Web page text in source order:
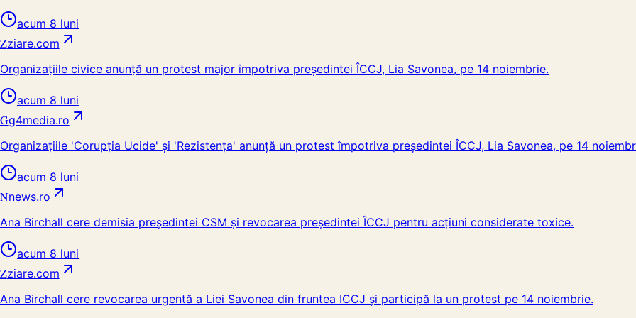
acum 8 luni
Zziare.com
Organizațiile civice anunță un protest major împotriva președintei ÎCCJ, Lia Savonea, pe 14 noiembrie.
acum 8 luni
Gg4media.ro
Organizațiile 'Corupția Ucide' și 'Rezistența' anunță un protest împotriva președintei ÎCCJ, Lia Savonea, pe 14
acum 8 luni
Nnews.ro
Ana Birchall cere demisia preşedintei CSM şi revocarea preşedintei ÎCCJ pentru acţiuni considerate toxice.
acum 8 luni
Zziare.com
Ana Birchall cere revocarea urgentă a Liei Savonea din fruntea ICCJ și participă la un protest pe 14 noiembrie.